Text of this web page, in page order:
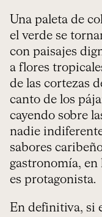
Una paleta de
el verde se
con paisajes
a flores
de las cortezas
canto de los
cayendo sobre
nadie
sabores
gastronomía, en
es protagonista.
En definitiva, si